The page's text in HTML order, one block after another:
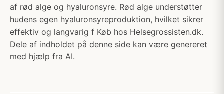
af rød alge og hyaluronsyre. Rød alge understøtter
hudens egen hyaluronsyreproduktion, hvilket sikrer
effektiv og langvarig f Køb hos Helsegrossisten.dk.
Dele af indholdet på denne side kan være genereret
med hjælp fra AI.